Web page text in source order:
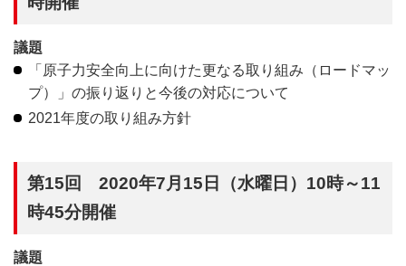
議題
「原子力安全向上に向けた更なる取り組み（ロードマッ
プ）」の振り返りと今後の対応について
2021年度の取り組み方針
第15回 2020年7月15日（水曜日）10時～11
時45分開催
議題